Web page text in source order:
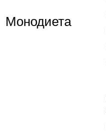
Монодиета